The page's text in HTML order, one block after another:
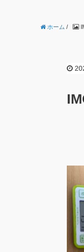
ホーム /